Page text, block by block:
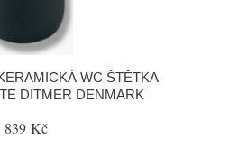
WC ŠTĚTKA
DITMER DENMARK
839 Kč